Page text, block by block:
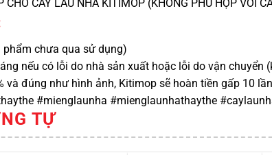
CHO CÂY LAU NHÀ KITIMOP (KHÔNG PHÙ HỢP VỚI
chưa qua sử dụng)
nếu có lỗi do nhà sản xuất hoặc lỗi do vận chuyển
và đúng như hình ảnh, Kitimop sẽ hoàn tiền gấp 10
#mienglaunha #mienglaunhathaythe
TỰ